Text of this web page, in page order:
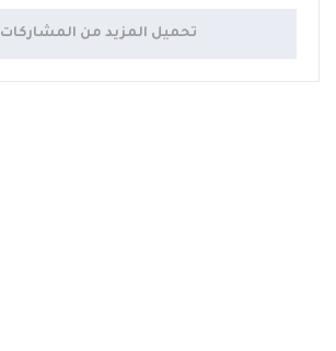
تحميل المزيد من المشاركات